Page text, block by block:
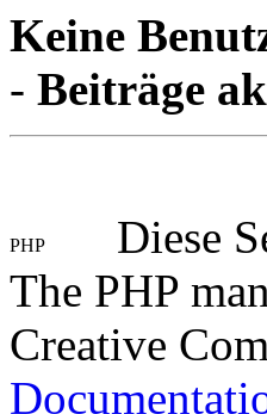
Keine
- Beiträge
Diese
The PHP
Creative